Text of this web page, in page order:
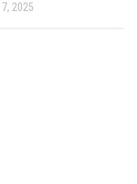
2025